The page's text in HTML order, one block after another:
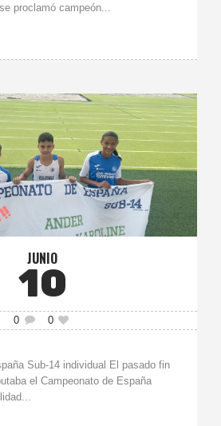
proclamó campeón...
JUNIO
10
0 0
Sub-14 individual El pasado fin
el Campeonato de España